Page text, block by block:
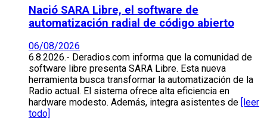
Nació SARA Libre, el software de
automatización radial de código abierto
06/08/2026
6.8.2026.- Deradios.com informa que la comunidad de
software libre presenta SARA Libre. Esta nueva
herramienta busca transformar la automatización de la
Radio actual. El sistema ofrece alta eficiencia en
hardware modesto. Además, integra asistentes de
[leer
todo]